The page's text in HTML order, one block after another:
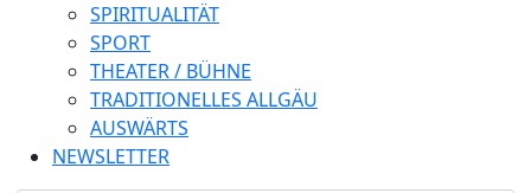
SPIRITUALITÄT
SPORT
THEATER / BÜHNE
TRADITIONELLES ALLGÄU
AUSWÄRTS
NEWSLETTER